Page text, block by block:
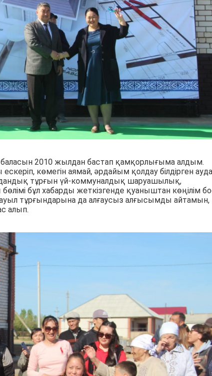
2010 жылдан бастап қамқорлығыма алдым.
көмегін аямай, әрдайым қолдау білдірген
тұрғын үй-коммуналдық шаруашылық,
бұл хабарды жеткізгенде қуаныштан көңілім
тұрғындарына да алғаусыз алғысымды айтамын,
алып.